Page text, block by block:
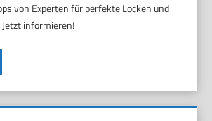
von Experten für perfekte Locken und
informieren!